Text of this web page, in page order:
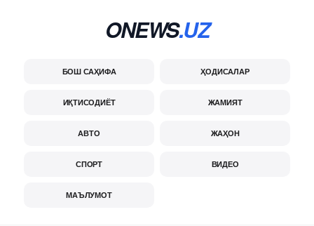
ONEWS.UZ
БОШ САҲИФА ҲОДИСАЛАР
ИҚТИСОДИЁТ ЖАМИЯТ
АВТО ЖАҲОН
СПОРТ ВИДЕО
МАЪЛУМОТ